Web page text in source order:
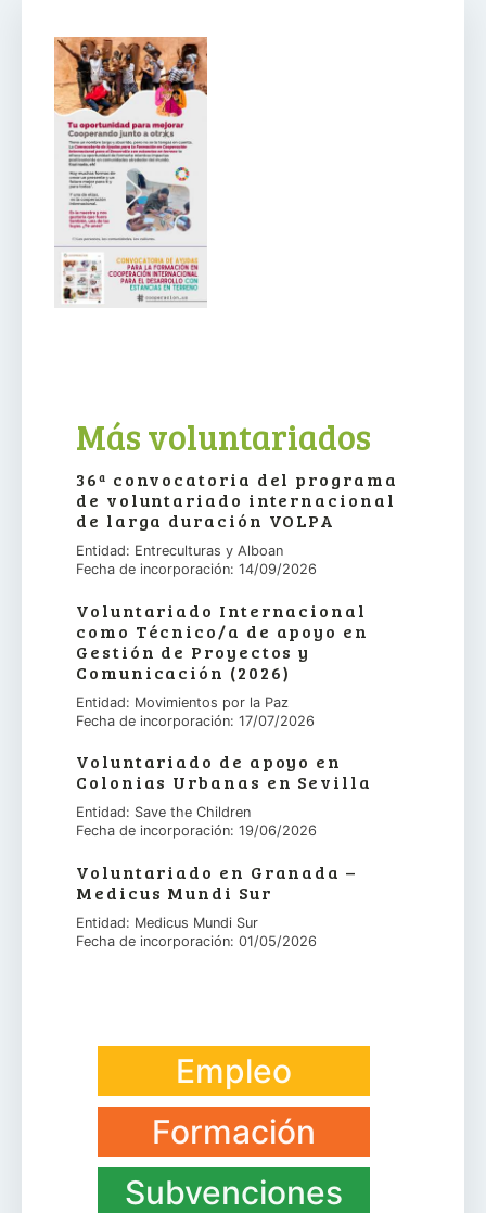
Más voluntariados
36ª convocatoria del programa
de voluntariado internacional
de larga duración VOLPA
Entidad: Entreculturas y Alboan
Fecha de incorporación: 14/09/2026
Voluntariado Internacional
como Técnico/a de apoyo en
Gestión de Proyectos y
Comunicación (2026)
Entidad: Movimientos por la Paz
Fecha de incorporación: 17/07/2026
Voluntariado de apoyo en
Colonias Urbanas en Sevilla
Entidad: Save the Children
Fecha de incorporación: 19/06/2026
Voluntariado en Granada –
Medicus Mundi Sur
Entidad: Medicus Mundi Sur
Fecha de incorporación: 01/05/2026
Empleo
Formación
Subvenciones